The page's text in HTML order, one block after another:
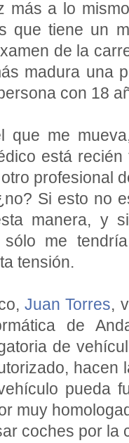
más a lo
que tiene un
de la
madura una
con 18
que me
está
profesional
Si esto no
manera, y
me
tensión.
Juan Torres,
de
de
hacen
pueda
muy
coches por la